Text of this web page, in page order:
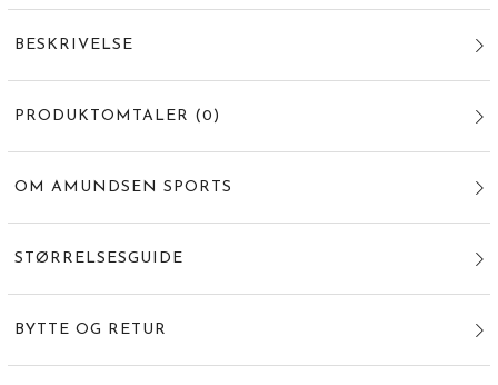
BESKRIVELSE
PRODUKTOMTALER (0 )
OM AMUNDSEN SPORTS
STØRRELSESGUIDE
BYTTE OG RETUR